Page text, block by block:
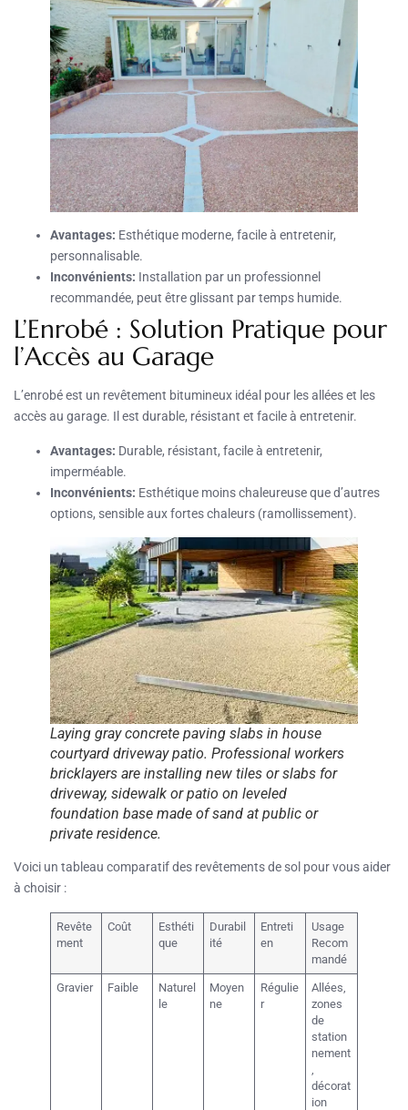
Avantages: Esthétique moderne, facile à entretenir,
personnalisable.
Inconvénients: Installation par un professionnel
recommandée, peut être glissant par temps humide.
L’Enrobé : Solution Pratique pour
l’Accès au Garage
L’enrobé est un revêtement bitumineux idéal pour les allées et les
accès au garage. Il est durable, résistant et facile à entretenir.
Avantages: Durable, résistant, facile à entretenir,
imperméable.
Inconvénients: Esthétique moins chaleureuse que d’autres
options, sensible aux fortes chaleurs (ramollissement).
Laying gray concrete paving slabs in house
courtyard driveway patio. Professional workers
bricklayers are installing new tiles or slabs for
driveway, sidewalk or patio on leveled
foundation base made of sand at public or
private residence.
Voici un tableau comparatif des revêtements de sol pour vous aider
à choisir :
Revête
ment
Coût
Esthéti
que
Durabil
ité
Entreti
en
Usage
Recom
mandé
Gravier Faible
Naturel
le
Moyen
ne
Régulie
r
Allées,
zones
de
station
nement
décorat
ion